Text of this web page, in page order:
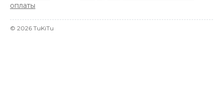
оплаты
© 2026 TuKiTu